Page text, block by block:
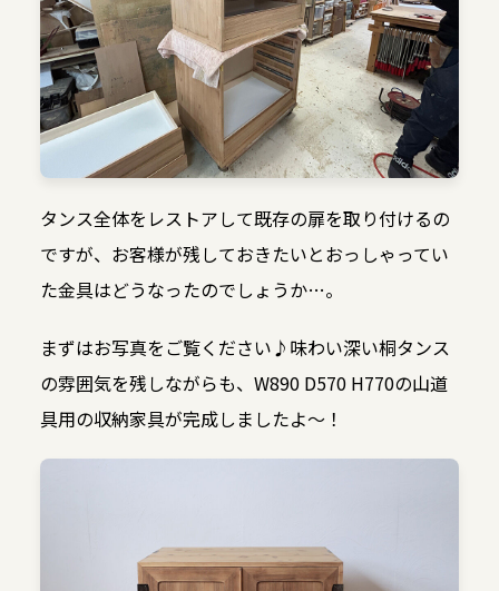
タンス全体をレストアして既存の扉を取り付けるの
ですが、お客様が残しておきたいとおっしゃってい
た金具はどうなったのでしょうか…。
まずはお写真をご覧ください♪味わい深い桐タンス
の雰囲気を残しながらも、W890 D570 H770の山道
具用の収納家具が完成しましたよ〜！